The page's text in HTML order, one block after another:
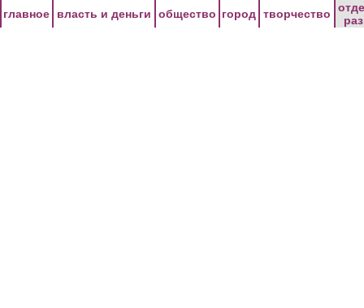
главное власть и деньги общество город творчество